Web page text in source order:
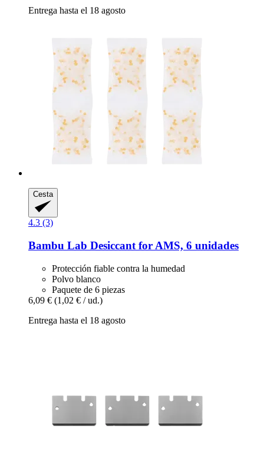
Entrega hasta el 18 agosto
Cesta
4.3 (3)
Bambu Lab Desiccant for AMS, 6 unidades
Protección fiable contra la humedad
Polvo blanco
Paquete de 6 piezas
6,09 € (1,02 € / ud.)
Entrega hasta el 18 agosto